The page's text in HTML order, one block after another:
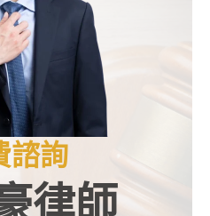
諮詢
律師